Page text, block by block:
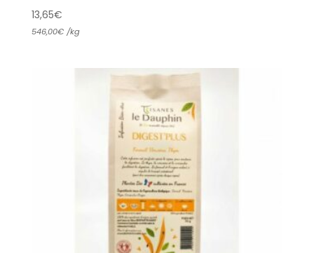
13,65€
546,00€ /kg